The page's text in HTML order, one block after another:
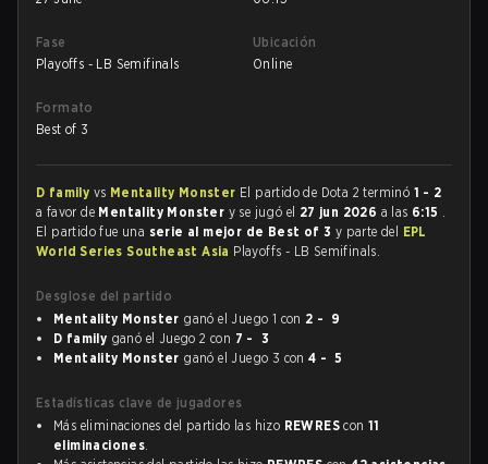
Fase
Playoffs - LB Semifinals
Ubicación
Online
Formato
Best of 3
D family vs Mentality Monster El partido de Dota 2 terminó 1 - 2
a favor de Mentality Monster y se jugó el 27 jun 2026 a las 6:15 .
El partido fue una serie al mejor de Best of 3 y parte del EPL
World Series Southeast Asia Playoffs - LB Semifinals.
Desglose del partido
Mentality Monster ganó el Juego 1 con 2 - 9
D family ganó el Juego 2 con 7 - 3
Mentality Monster ganó el Juego 3 con4 - 5
Estadísticas clave de jugadores
Más eliminaciones del partido las hizo REWRES con11
eliminaciones.